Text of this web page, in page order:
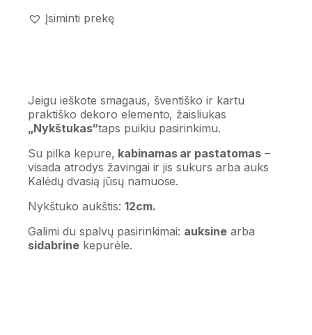
Įsiminti prekę
Jeigu ieškote smagaus, šventiško ir kartu
praktiško dekoro elemento, žaisliukas
„Nykštukas“taps puikiu pasirinkimu.
Su pilka kepure, kabinamas ar pastatomas –
visada atrodys žavingai ir jis sukurs arba auks
Kalėdų dvasią jūsų namuose.
Nykštuko aukštis: 12cm.
Galimi du spalvų pasirinkimai: auksine arba
sidabrinekepurėle.